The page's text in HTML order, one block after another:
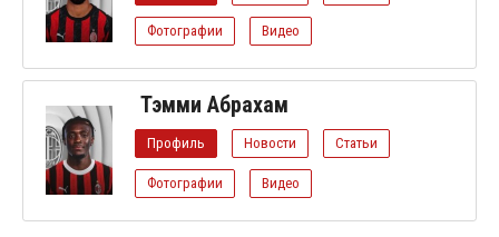
Фотографии Видео
Тэмми Абрахам
Профиль Новости Статьи
Фотографии Видео